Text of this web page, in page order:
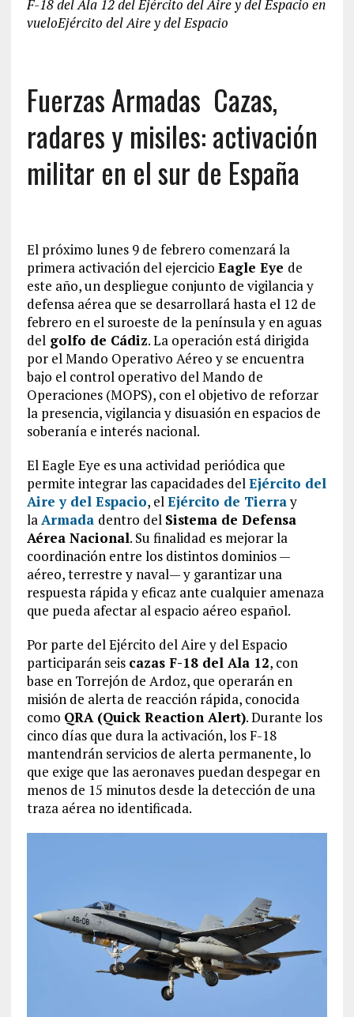
F-18 del Ala 12 del Ejército del Aire y del Espacio en
vueloEjército del Aire y del Espacio
Fuerzas Armadas Cazas,
radares y misiles: activación
militar en el sur de España
El próximo lunes 9 de febrero comenzará la
primera activación del ejercicio Eagle Eye de
este año, un despliegue conjunto de vigilancia y
defensa aérea que se desarrollará hasta el 12 de
febrero en el suroeste de la península y en aguas
del golfo de Cádiz. La operación está dirigida
por el Mando Operativo Aéreo y se encuentra
bajo el control operativo del Mando de
Operaciones (MOPS), con el objetivo de reforzar
la presencia, vigilancia y disuasión en espacios de
soberanía e interés nacional.
El Eagle Eye es una actividad periódica que
permite integrar las capacidades del Ejército del
Aire y del Espacio, el Ejército de Tierray
la Armada dentro del Sistema de Defensa
Aérea Nacional. Su finalidad es mejorar la
coordinación entre los distintos dominios —
aéreo, terrestre y naval— y garantizar una
respuesta rápida y eficaz ante cualquier amenaza
que pueda afectar al espacio aéreo español.
Por parte del Ejército del Aire y del Espacio
participarán seis cazas F-18 del Ala 12, con
base en Torrejón de Ardoz, que operarán en
misión de alerta de reacción rápida, conocida
como QRA (Quick Reaction Alert). Durante los
cinco días que dura la activación, los F-18
mantendrán servicios de alerta permanente, lo
que exige que las aeronaves puedan despegar en
menos de 15 minutos desde la detección de una
traza aérea no identificada.